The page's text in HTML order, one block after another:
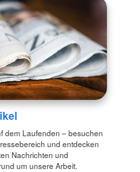
dem Laufenden – besuchen
und entdecken
Nachrichten und
um unsere Arbeit.